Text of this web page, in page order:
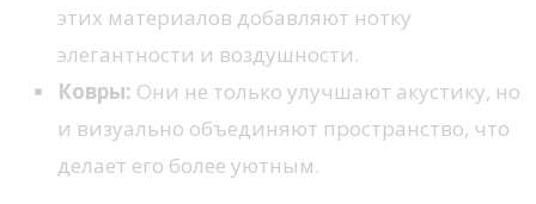
этих материалов добавляют нотку
элегантности и воздушности.
Ковры: Они не только улучшают акустику, но
и визуально объединяют пространство, что
делает его более уютным.